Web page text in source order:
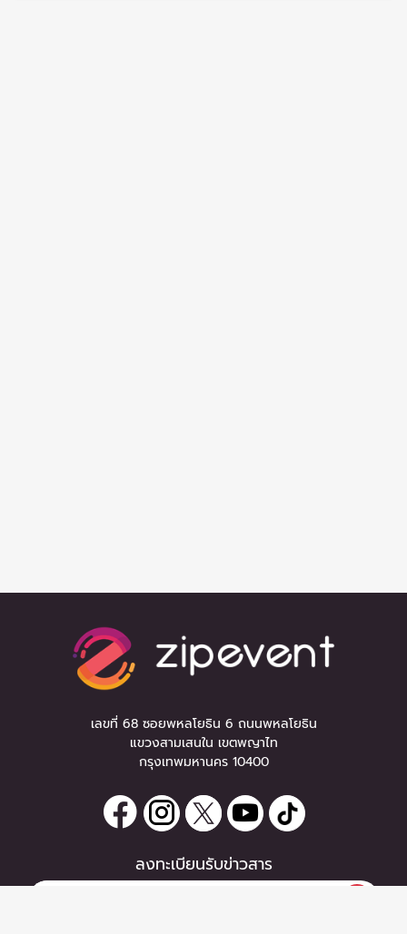
เลขที่ 68 ซอยพหลโยธิน 6 ถนนพหลโยธิน
แขวงสามเสนใน เขตพญาไท
กรุงเทพมหานคร 10400
ลงทะเบียนรับข่าวสาร